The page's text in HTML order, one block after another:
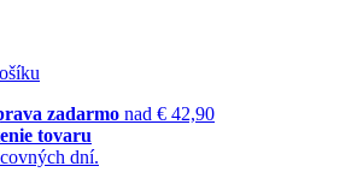
zadarmo nad € 42,90
tovaru
dní.